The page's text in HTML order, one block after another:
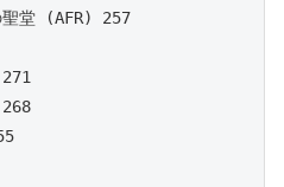
聖堂 (AFR) 257